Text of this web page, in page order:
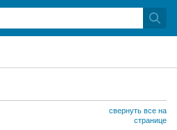
свернуть все на
странице